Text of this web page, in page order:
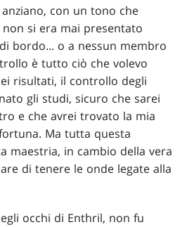
con un tono che
si era mai presentato
bordo... o a nessun membro
è tutto ciò che volevo
risultati, il controllo degli
gli studi, sicuro che sarei
e che avrei trovato la mia
Ma tutta questa
maestria, in cambio della vera
di tenere le onde legate alla
occhi di Enthril, non fu